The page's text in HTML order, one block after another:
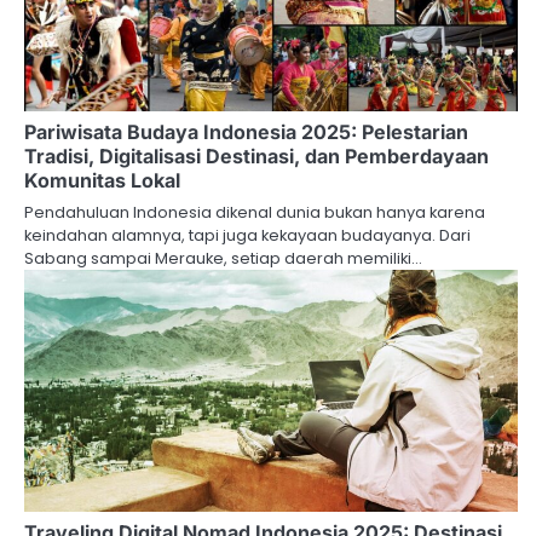
Pariwisata Budaya Indonesia 2025: Pelestarian
Tradisi, Digitalisasi Destinasi, dan Pemberdayaan
Komunitas Lokal
Pendahuluan Indonesia dikenal dunia bukan hanya karena
keindahan alamnya, tapi juga kekayaan budayanya. Dari
Sabang sampai Merauke, setiap daerah memiliki…